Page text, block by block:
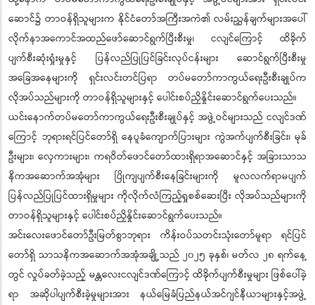
ဆောင်၌ တာဝန်ရှိသူများက နိုင်ငံတော်အကြီးအကဲ၏ လမ်းညွှန်ချက်များအပေါ်
လိုက်နာအကောင်အထည်ဖော်ဆောင်ရွက်ပြီးစီးမှု၊ ငလျင်ကြောင့် ထိခိုက်
ပျက်စီးဆုံးရှုံးမှုနှင့် ပြန်လည်ပြုပြင်ခြင်းလုပ်ငန်းများ ဆောင်ရွက်ပြီးစီးမှု
အခြေအနေများကို ရှင်းလင်းတင်ပြရာ တပ်မတော်ကာကွယ်ရေးဦးစီးချုပ်က
လိုအပ်သည်များကို တာဝန်ရှိသူများနှင့် ပေါင်းစပ်ညှိနှိုင်းဆောင်ရွက်ပေးသည်။
ယင်းနောက်တပ်မတော်ကာကွယ်ရေးဦးစီးချုပ်နှင့် အဖွဲ့ဝင်များသည် ငလျင်ဒဏ်
ကြောင့် ဘုရားရင်ပြင်တော်ရှိ နေပူခံကျောက်ပြားများ ကွဲအက်ပျက်စီးခြင်း၊ မုခ်
ဦးများ၊ လှေကားများ၊ ကရဝိတ်ဖောင်တော်ထားရှိရာအဆောင်နှင့် အခြားသာသ
နိကအဆောက်အအုံများ ပြိုကျပျက်စီးနေခြင်းများကို မူလလက်ရာမပျက်
ပြန်လည်ပြုပြင်ထားရှိမှုများ ကိုလိုက်လံကြည့်ရှုစစ်ဆေးပြီး လိုအပ်သည်များကို
တာဝန်ရှိသူများနှင့် ပေါင်းစပ်ညှိနှိုင်းဆောင်ရွက်ပေးသည်။
အင်းလေးဖောင်တော်ဦးမြတ်စွာဘုရား ကိန်းဝပ်သတင်းသုံးတော်မူရာ ရင်ပြင်
တော်ရှိ သာသနိကအဆောက်အအုံအချို့သည် ၂၀၂၅ ခုနှစ်၊ မတ်လ ၂၈ ရက်နေ့
တွင် လှုပ်ခတ်ခဲ့သည့် မန္တလေးငလျင်ဒဏ်ကြောင့် ထိခိုက်ပျက်စီးမှုများ ဖြစ်ပေါ်ခဲ့
ရာ အဆိုပါပျက်စီးခဲ့မှုများအား နယ်မြေခံပြည်နယ်အင်ဂျင်နီယာများနှင့်အဖွဲ့